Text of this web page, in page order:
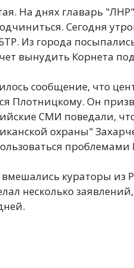
На днях главарь
Сегодня
Из города
вынудить Корнета
сообщение, что
Плотницкому. Он
СМИ поведали,
охраны"
проблемами
кураторы из
несколько